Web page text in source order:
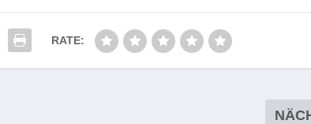
RATE: